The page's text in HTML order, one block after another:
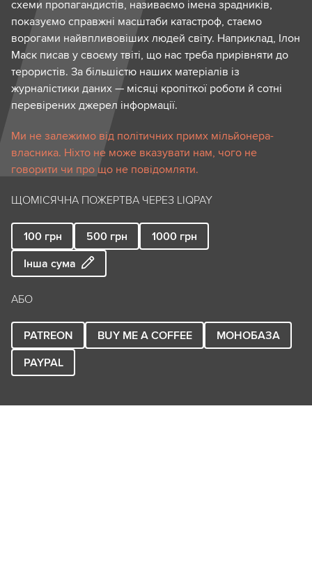
схеми пропагандистів, називаємо імена зрадників,
показуємо справжні масштаби катастроф, стаємо
ворогами найвпливовіших людей світу. Наприклад, Ілон
Маск писав у своєму твіті, що нас треба прирівняти до
терористів. За більшістю наших матеріалів із
журналістики даних — місяці кропіткої роботи й сотні
перевірених джерел інформації.
Ми не залежимо від політичних примх мільйонера-
власника. Ніхто не може вказувати нам, чого не
говорити чи про що не повідомляти.
ЩОМІСЯЧНА ПОЖЕРТВА ЧЕРЕЗ LIQPAY
100 грн 500 грн 1000 грн
Інша сума
АБО
PATREON BUY ME A COFFEE
МОНОБАЗА
PAYPAL